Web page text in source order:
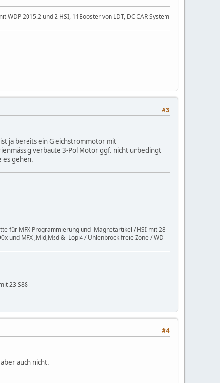
WDP 2015.2 und 2 HSI, 11Booster von LDT, DC CAR System
#3
ja bereits ein Gleichstrommotor mit
verbaute 3-Pol Motor ggf. nicht unbedingt
es gehen.
für MFX Programmierung und Magnetartikel / HSI mit 28
und MFX ,Mld,Msd & Lopi4 / Uhlenbrock freie Zone / WD
23 S88
#4
auch nicht.